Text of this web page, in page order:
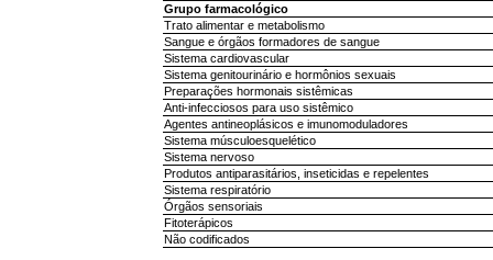
Grupo farmacológico
Trato alimentar e metabolismo
Sangue e órgãos formadores de sangue
Sistema cardiovascular
Sistema genitourinário e hormônios sexuais
Preparações hormonais sistêmicas
Anti-infecciosos para uso sistêmico
Agentes antineoplásicos e imunomoduladores
Sistema músculoesquelético
Sistema nervoso
Produtos antiparasitários, inseticidas e repelentes
Sistema respiratório
Órgãos sensoriais
Fitoterápicos
Não codificados